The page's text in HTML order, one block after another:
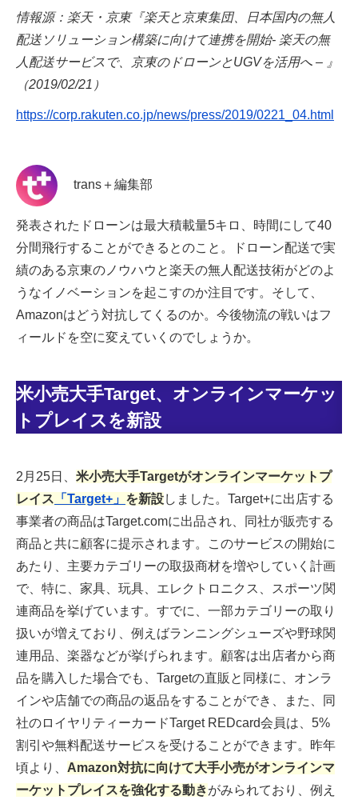
情報源：楽天・京東『楽天と京東集団、日本国内の無人
配送ソリューション構築に向けて連携を開始- 楽天の無
人配送サービスで、京東のドローンとUGVを活用へ – 』
（2019/02/21）
https://corp.rakuten.co.jp/news/press/2019/0221_04.html
trans＋編集部
発表されたドローンは最大積載量5キロ、時間にして40
分間飛行することができるとのこと。ドローン配送で実
績のある京東のノウハウと楽天の無人配送技術がどのよ
うなイノベーションを起こすのか注目です。そして、
Amazonはどう対抗してくるのか。今後物流の戦いはフ
ィールドを空に変えていくのでしょうか。
米小売大手Target、オンラインマーケッ
トプレイスを新設
2月25日、 米小売大手Targetがオンラインマーケットプ
レイス 「Target+」 を新設しました。Target+に出店する
事業者の商品はTarget.comに出品され、同社が販売する
商品と共に顧客に提示されます。このサービスの開始に
あたり、主要カテゴリーの取扱商材を増やしていく計画
で、特に、家具、玩具、エレクトロニクス、スポーツ関
連商品を挙げています。すでに、一部カテゴリーの取り
扱いが増えており、例えばランニングシューズや野球関
連用品、楽器などが挙げられます。顧客は出店者から商
品を購入した場合でも、Targetの直販と同様に、オンラ
インや店舗での商品の返品をすることができ、また、同
社のロイヤリティーカードTarget REDcard会員は、5%
割引や無料配送サービスを受けることができます。昨年
頃より、 Amazon対抗に向けて大手小売がオンラインマ
ーケットプレイスを強化する動きがみられており、例え